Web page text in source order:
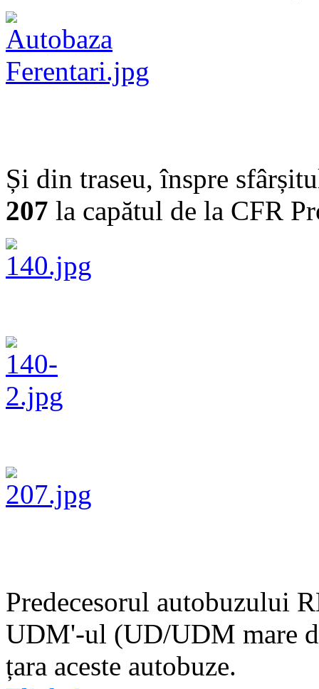
Și din traseu, înspre
207 la capătul de la CFR
Predecesorul autobuzului
UDM'-ul (UD/UDM mare
țara aceste autobuze.